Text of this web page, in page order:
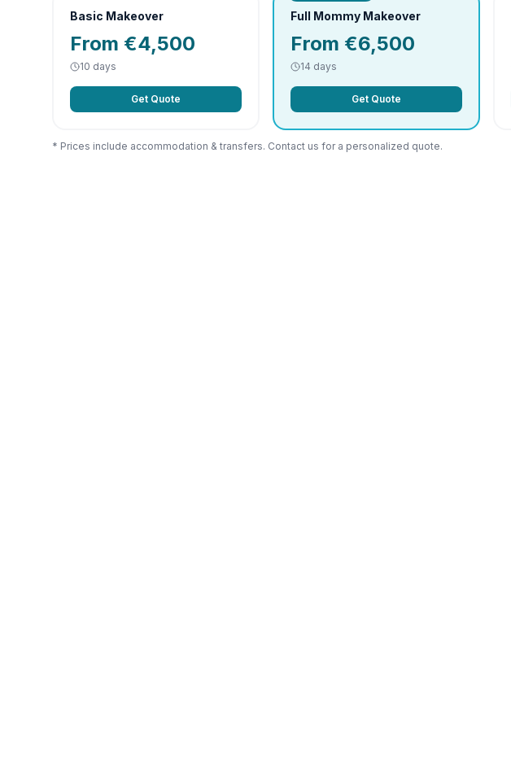
Basic Makeover
From €4,500
10 days
Get Quote
Full Mommy Makeover
From €6,500
14 days
Get Quote
* Prices include accommodation & transfers. Contact us for a personalized quote.